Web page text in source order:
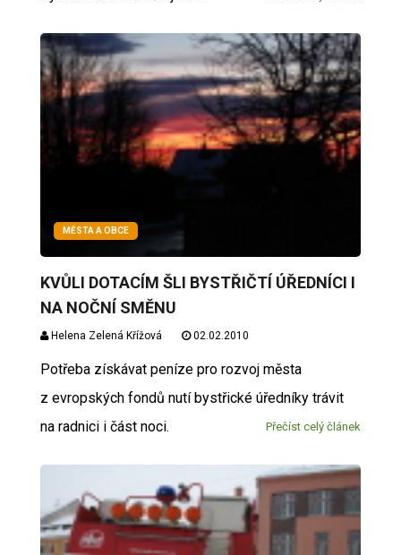
MĚSTA A OBCE
KVŮLI DOTACÍM ŠLI BYSTŘIČTÍ ÚŘEDNÍCI I
NA NOČNÍ SMĚNU
Helena Zelená Křížová 02.02.2010
Potřeba získávat peníze pro rozvoj města
z evropských fondů nutí bystřické úředníky trávit
na radnici i část noci.
Přečíst celý článek